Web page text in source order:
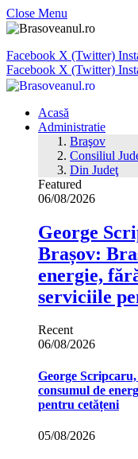
Close Menu
Facebook X (Twitter)
Facebook X (Twitter)
Acasă
Administratie
Braşov
Consiliul
Din Judeţ
Featured
06/08/2026
George
Brașov:
energie,
serviciile
Recent
06/08/2026
George
consumul de
pentru cetățeni
05/08/2026